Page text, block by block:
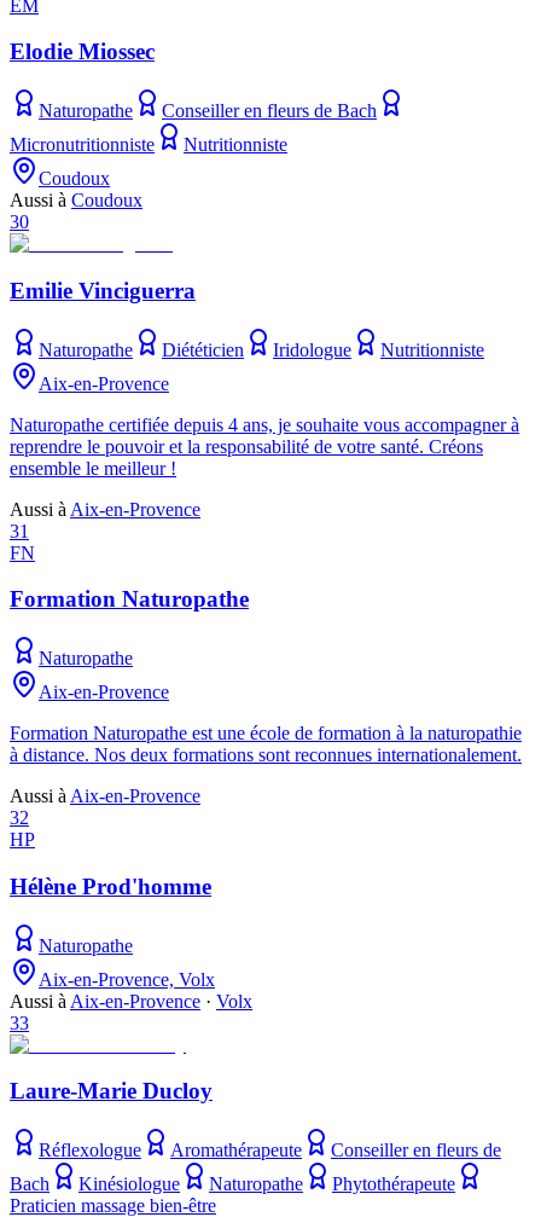
EM
Elodie Miossec
Naturopathe
Conseiller en fleurs de Bach
Micronutritionniste
Nutritionniste
Coudoux
Aussi à Coudoux
30
Emilie Vinciguerra
Naturopathe Diététicien Iridologue
Nutritionniste
Aix-en-Provence
Naturopathe certifiée depuis 4 ans, je souhaite vous accompagner à
reprendre le pouvoir et la responsabilité de votre santé. Créons
ensemble le meilleur !
Aussi à Aix-en-Provence
31
FN
Formation Naturopathe
Naturopathe
Aix-en-Provence
Formation Naturopathe est une école de formation à la naturopathie
à distance. Nos deux formations sont reconnues internationalement.
Aussi à Aix-en-Provence
32
HP
Hélène Prod'homme
Naturopathe
Aix-en-Provence, Volx
Aussi à Aix-en-Provence · Volx
33
Laure-Marie Ducloy
Réflexologue Aromathérapeute
Conseiller en fleurs de
Bach
Kinésiologue Naturopathe
Phytothérapeute
Praticien massage bien-être